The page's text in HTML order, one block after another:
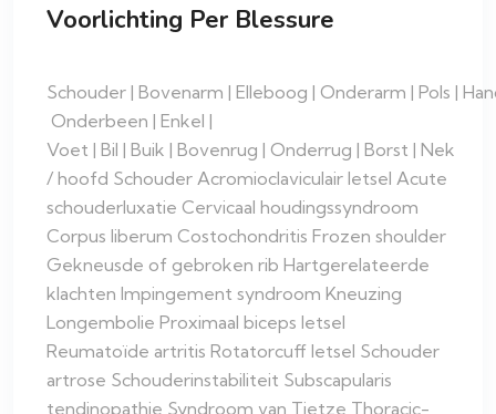
Voorlichting Per Blessure
Schouder | Bovenarm | Elleboog | Onderarm | Pols |
Onderbeen | Enkel |
Voet | Bil | Buik | Bovenrug | Onderrug | Borst | Nek
/ hoofd Schouder Acromioclaviculair letsel Acute
schouderluxatie Cervicaal houdingssyndroom
Corpus liberum Costochondritis Frozen shoulder
Gekneusde of gebroken rib Hartgerelateerde
klachten Impingement syndroom Kneuzing
Longembolie Proximaal biceps letsel
Reumatoïde artritis Rotatorcuff letsel Schouder
artrose Schouderinstabiliteit Subscapularis
tendinopathie Syndroom van Tietze Thoracic-